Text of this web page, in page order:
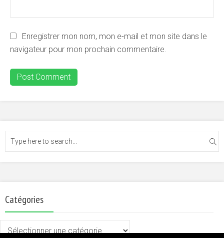
Enregistrer mon nom, mon e-mail et mon site dans le
navigateur pour mon prochain commentaire.
Catégories